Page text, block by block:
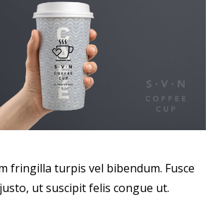
fringilla turpis vel bibendum. Fusce
ut suscipit felis congue ut.